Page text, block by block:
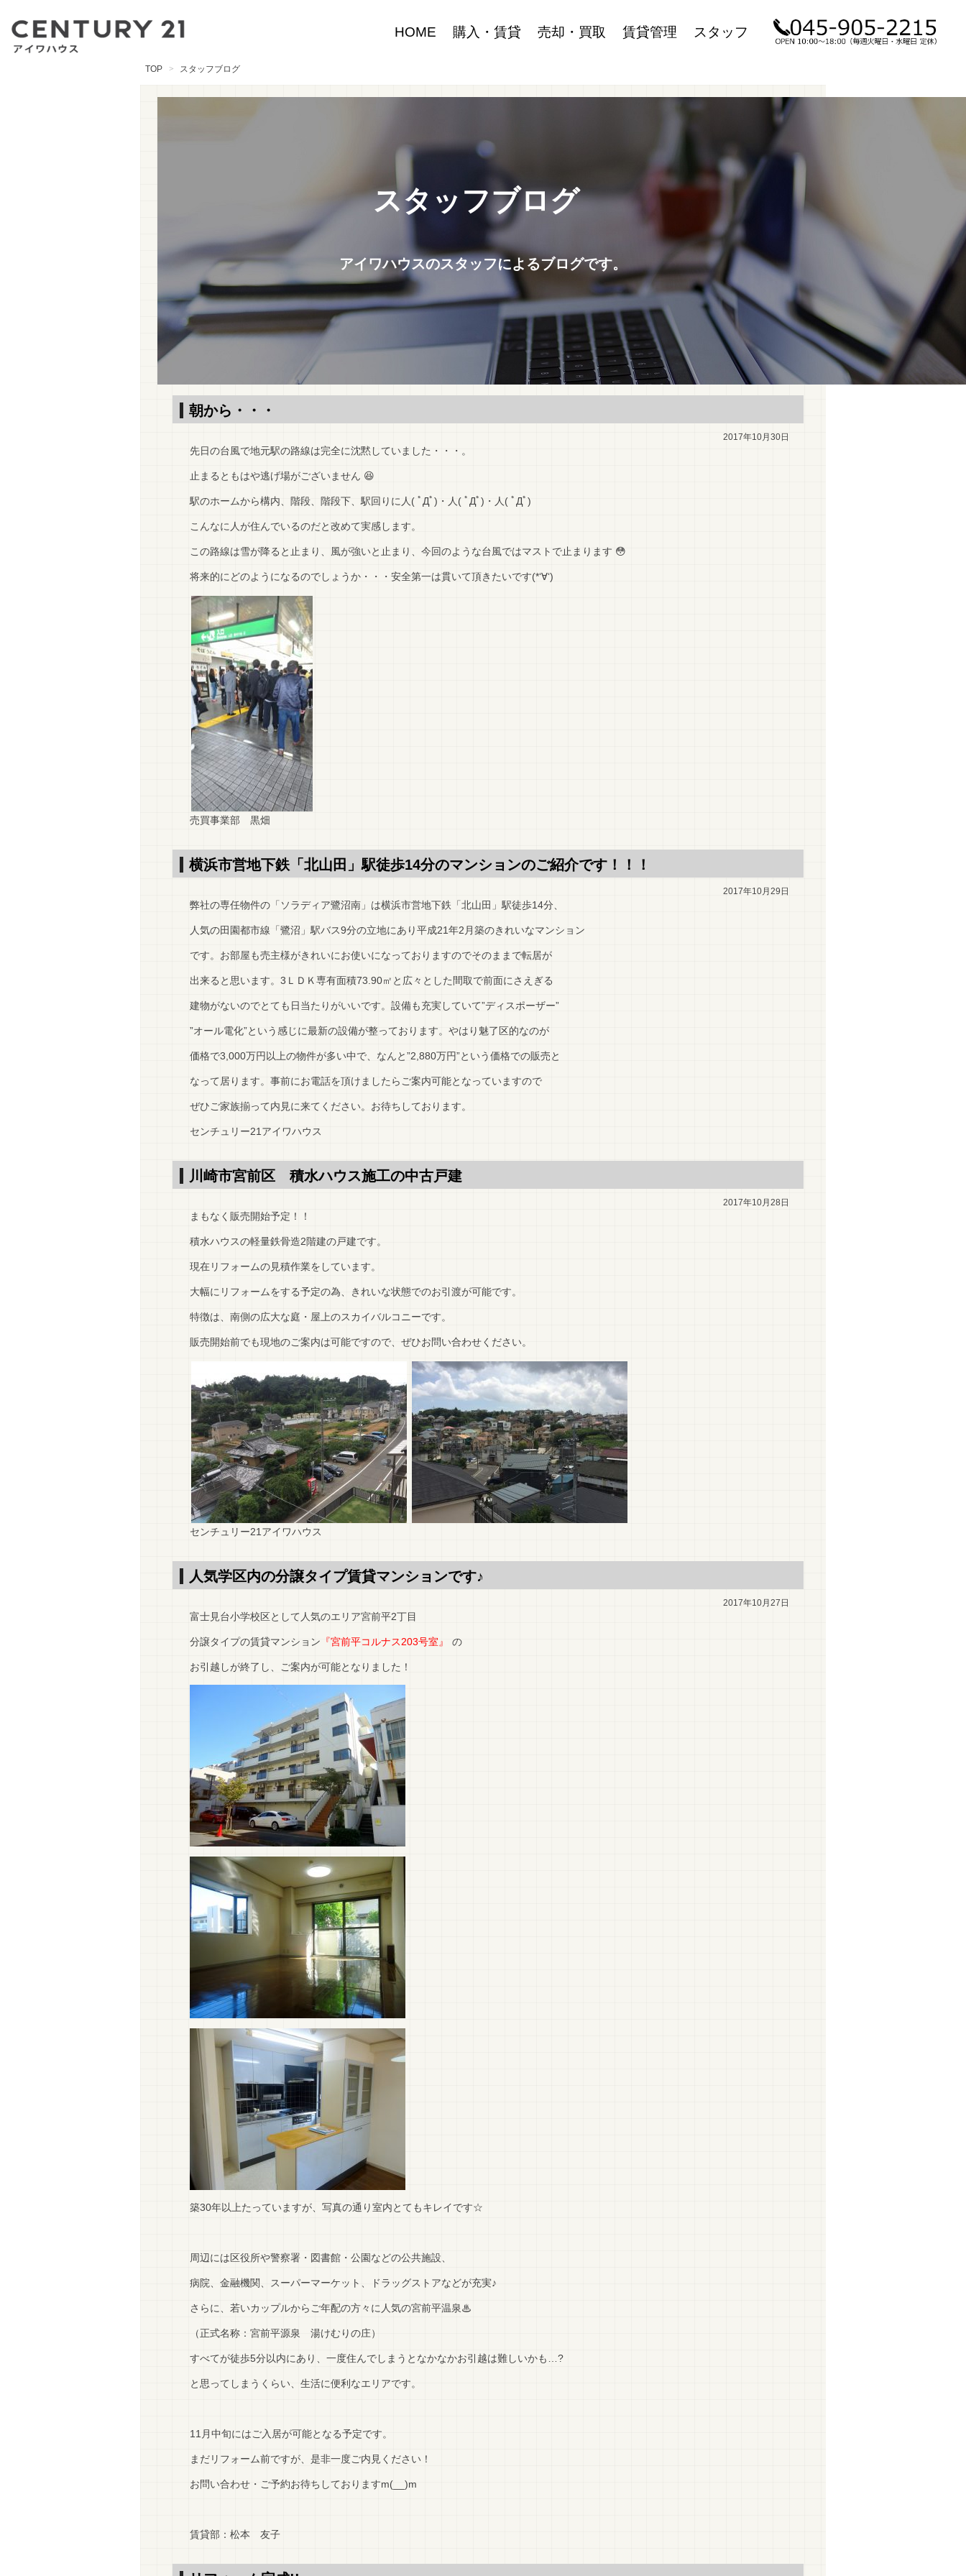
HOME 購入・賃貸 売却・買取 賃貸管理 スタッフ
TOP スタッフブログ
スタッフブログ
アイワハウスのスタッフによるブログです。
朝から・・・
2017年10月30日
先日の台風で地元駅の路線は完全に沈黙していました・・・。
止まるともはや逃げ場がございません 😆
駅のホームから構内、階段、階段下、駅回りに人( ﾟДﾟ)・人( ﾟДﾟ)・人( ﾟДﾟ)
こんなに人が住んでいるのだと改めて実感します。
この路線は雪が降ると止まり、風が強いと止まり、今回のような台風ではマストで止まります 😳
将来的にどのようになるのでしょうか・・・安全第一は貫いて頂きたいです(*‘∀‘)
売買事業部 黒畑
横浜市営地下鉄「北山田」駅徒歩14分のマンションのご紹介です！！！
2017年10月29日
弊社の専任物件の「ソラディア鷺沼南」は横浜市営地下鉄「北山田」駅徒歩14分、
人気の田園都市線「鷺沼」駅バス9分の立地にあり平成21年2月築のきれいなマンション
です。お部屋も売主様がきれいにお使いになっておりますのでそのままで転居が
出来ると思います。3ＬＤＫ専有面積73.90㎡と広々とした間取で前面にさえぎる
建物がないのでとても日当たりがいいです。設備も充実していて”ディスポーザー”
”オール電化”という感じに最新の設備が整っております。やはり魅了区的なのが
価格で3,000万円以上の物件が多い中で、なんと”2,880万円”という価格での販売と
なって居ります。事前にお電話を頂けましたらご案内可能となっていますので
ぜひご家族揃って内見に来てください。お待ちしております。
センチュリー21アイワハウス
川崎市宮前区 積水ハウス施工の中古戸建
2017年10月28日
まもなく販売開始予定！！
積水ハウスの軽量鉄骨造2階建の戸建です。
現在リフォームの見積作業をしています。
大幅にリフォームをする予定の為、きれいな状態でのお引渡が可能です。
特徴は、南側の広大な庭・屋上のスカイバルコニーです。
販売開始前でも現地のご案内は可能ですので、ぜひお問い合わせください。
センチュリー21アイワハウス
人気学区内の分譲タイプ賃貸マンションです♪
2017年10月27日
富士見台小学校区として人気のエリア宮前平2丁目
分譲タイプの賃貸マンション 『宮前平コルナス203号室』 の
お引越しが終了し、ご案内が可能となりました！
築30年以上たっていますが、写真の通り室内とてもキレイです☆
周辺には区役所や警察署・図書館・公園などの公共施設、
病院、金融機関、スーパーマーケット、ドラッグストアなどが充実♪
さらに、若いカップルからご年配の方々に人気の宮前平温泉♨
（正式名称：宮前平源泉 湯けむりの庄）
すべてが徒歩5分以内にあり、一度住んでしまうとなかなかお引越は難しいかも…?
と思ってしまうくらい、生活に便利なエリアです。
11月中旬にはご入居が可能となる予定です。
まだリフォーム前ですが、是非一度ご内見ください！
お問い合わせ・ご予約お待ちしておりますm(__)m
賃貸部：松本 友子